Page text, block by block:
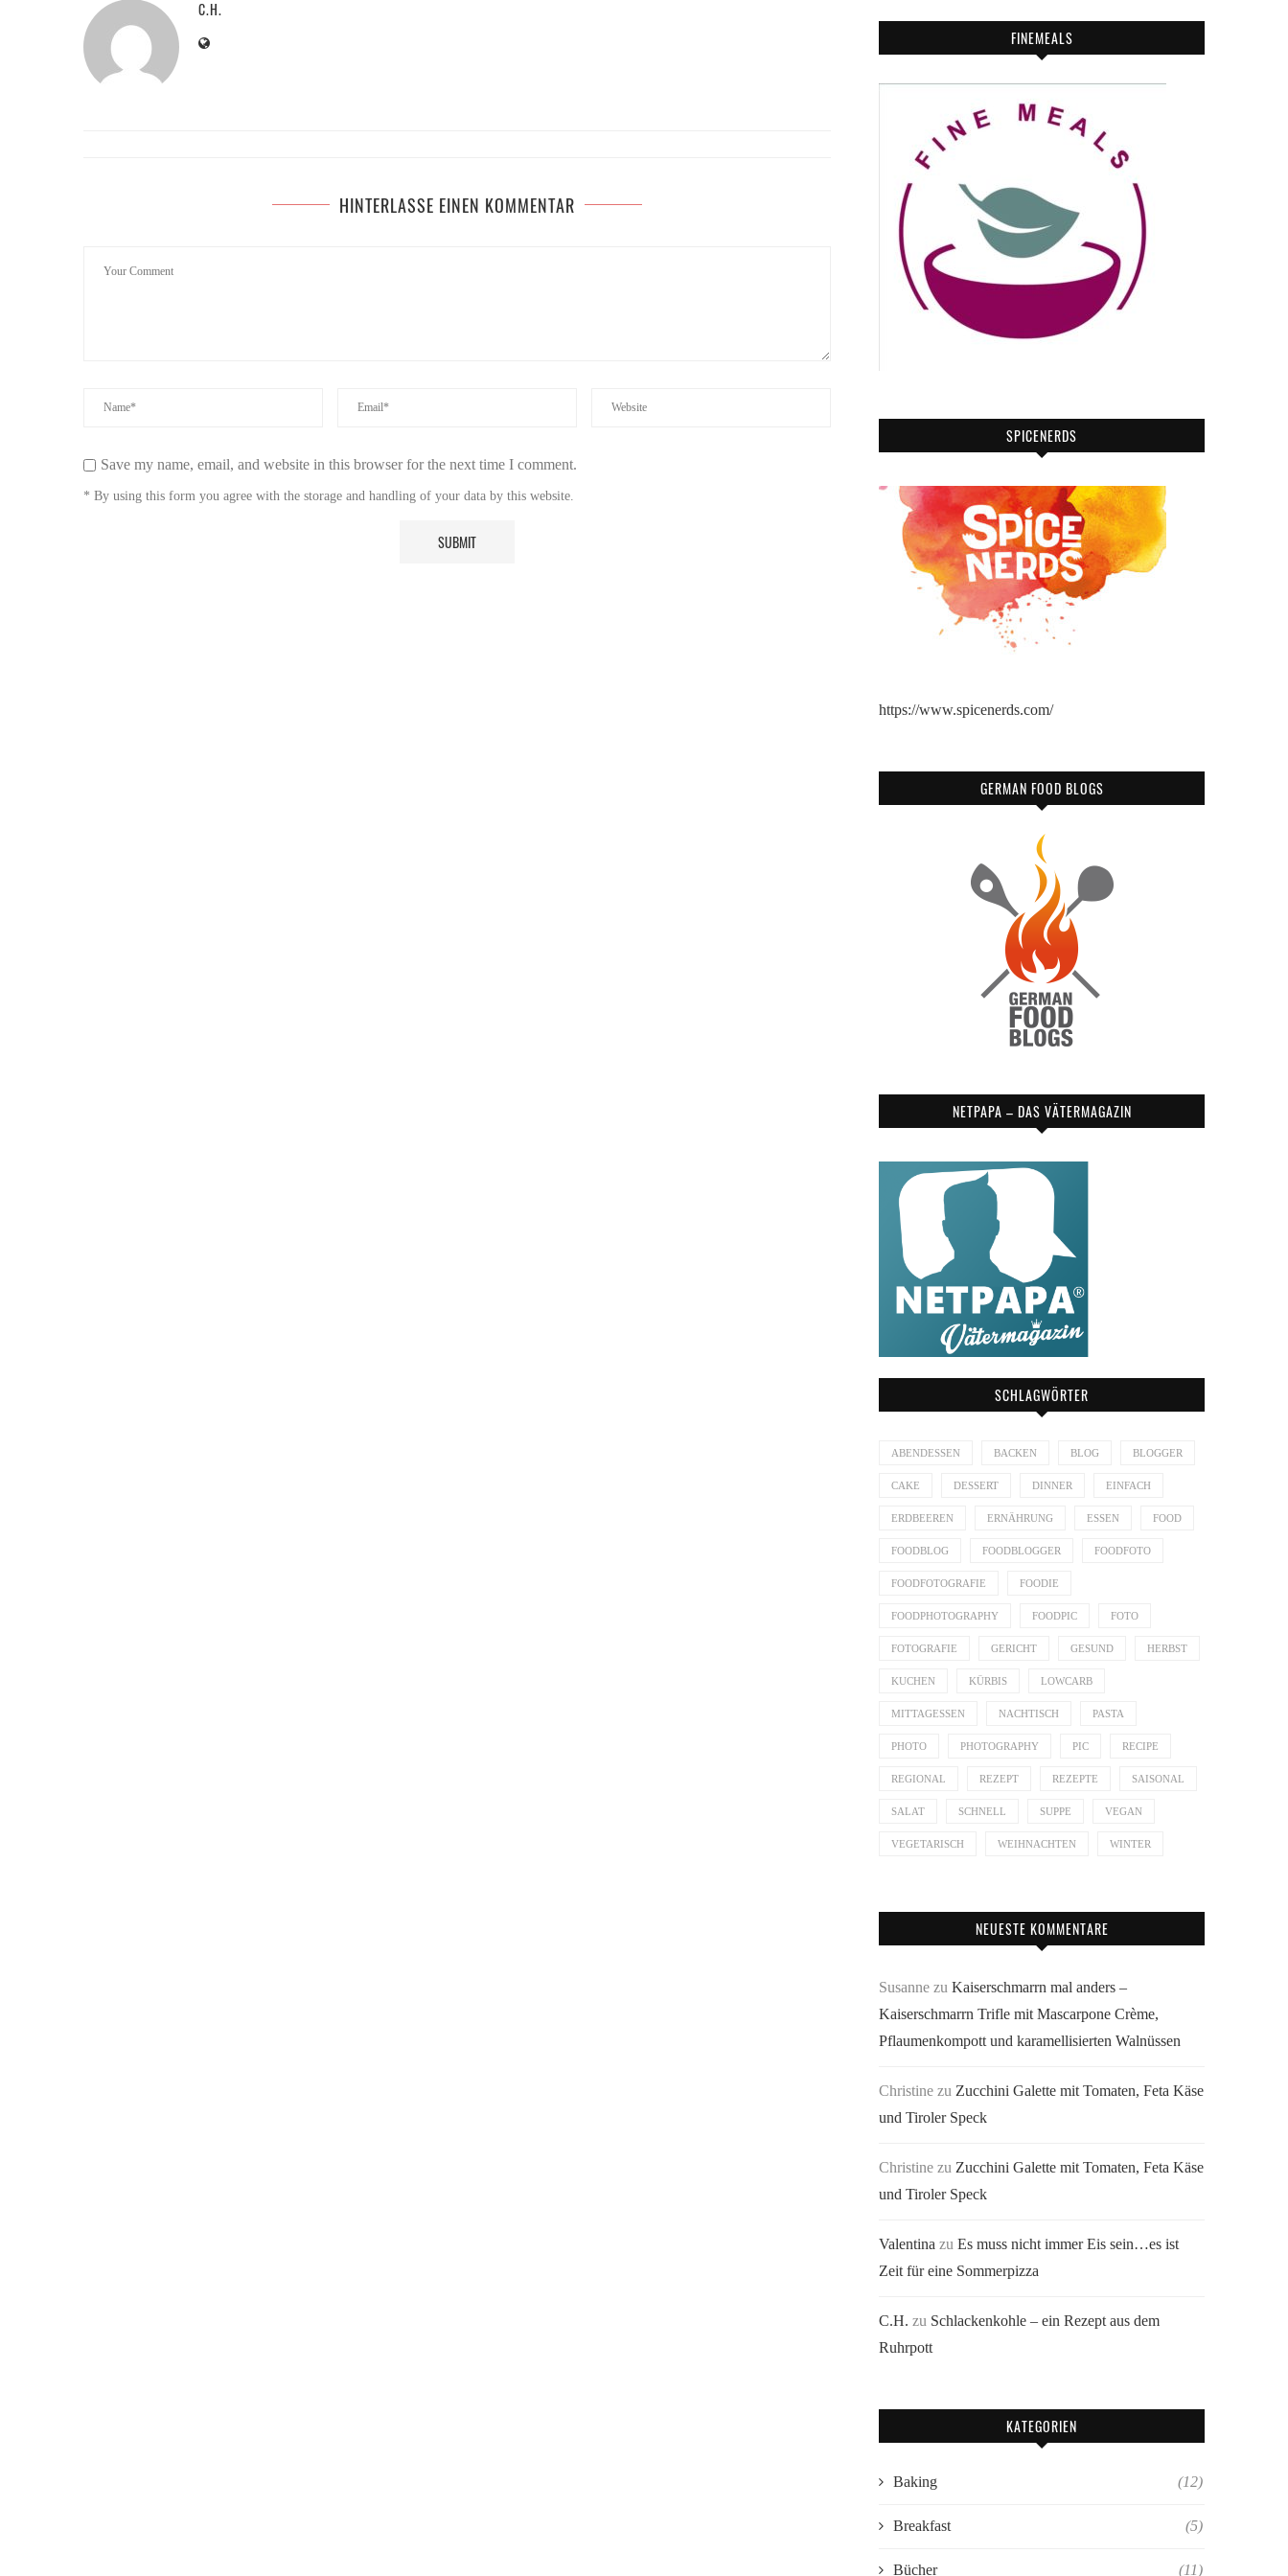
C.H.
HINTERLASSE EINEN KOMMENTAR
Save my name, email, and website in this browser for the next time I comment.
* By using this form you agree with the storage and handling of your data by this website.
FINEMEALS
SPICENERDS
https://www.spicenerds.com/
GERMAN FOOD BLOGS
NETPAPA – DAS VÄTERMAGAZIN
SCHLAGWÖRTER
ABENDESSEN BACKEN BLOG BLOGGER
CAKE DESSERT DINNER EINFACH
ERDBEEREN ERNÄHRUNG ESSEN FOOD
FOODBLOG FOODBLOGGER FOODFOTO
FOODFOTOGRAFIE FOODIE
FOODPHOTOGRAPHY FOODPIC FOTO
FOTOGRAFIE GERICHT GESUND HERBST
KUCHEN KÜRBIS LOWCARB
MITTAGESSEN NACHTISCH PASTA
PHOTO PHOTOGRAPHY PIC RECIPE
REGIONAL REZEPT REZEPTE SAISONAL
SALAT SCHNELL SUPPE VEGAN
VEGETARISCH WEIHNACHTEN WINTER
NEUESTE KOMMENTARE
Susanne zu Kaiserschmarrn mal anders –
Kaiserschmarrn Trifle mit Mascarpone Crème,
Pflaumenkompott und karamellisierten Walnüssen
Christine zu Zucchini Galette mit Tomaten, Feta Käse
und Tiroler Speck
Christine zu Zucchini Galette mit Tomaten, Feta Käse
und Tiroler Speck
Valentina zu Es muss nicht immer Eis sein…es ist
Zeit für eine Sommerpizza
C.H. zu Schlackenkohle – ein Rezept aus dem
Ruhrpott
KATEGORIEN
Baking (12)
Breakfast (5)
Bücher (11)